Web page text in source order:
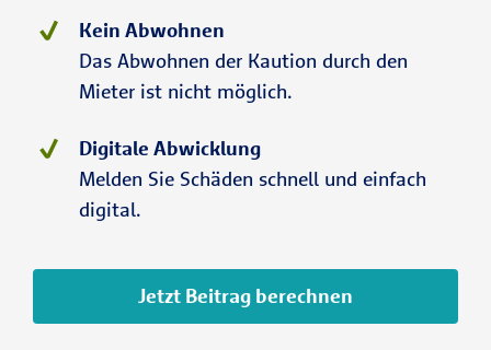
Kein Abwohnen
Das Abwohnen der Kaution durch den
Mieter ist nicht möglich.
Digitale Abwicklung
Melden Sie Schäden schnell und einfach
digital.
Jetzt Beitrag berechnen